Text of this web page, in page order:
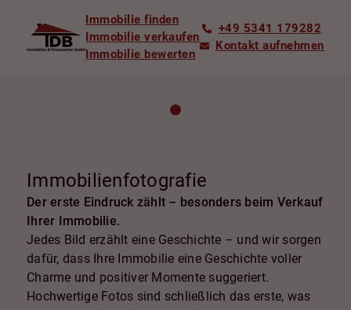
Immobilie finden
Immobilie verkaufen
Immobilie bewerten
+49 5341 179282
Kontakt aufnehmen
Immobilienfotografie
Der erste Eindruck zählt – besonders beim Verkauf
Ihrer Immobilie.
Jedes Bild erzählt eine Geschichte – und wir sorgen
dafür, dass Ihre Immobilie eine Geschichte voller
Charme und positiver Momente suggeriert.
Hochwertige Fotos sind schließlich das erste, was